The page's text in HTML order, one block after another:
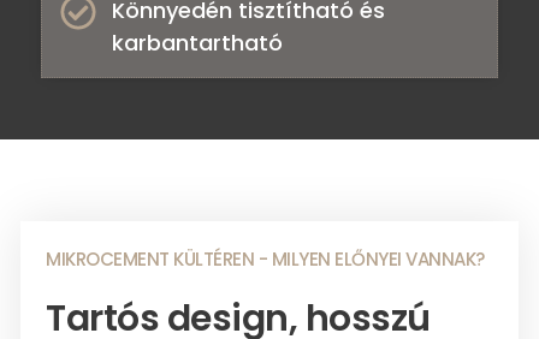
Könnyedén tisztítható és
karbantartható ​
MIKROCEMENT KÜLTÉREN - MILYEN ELŐNYEI VANNAK?
Tartós design, hosszú